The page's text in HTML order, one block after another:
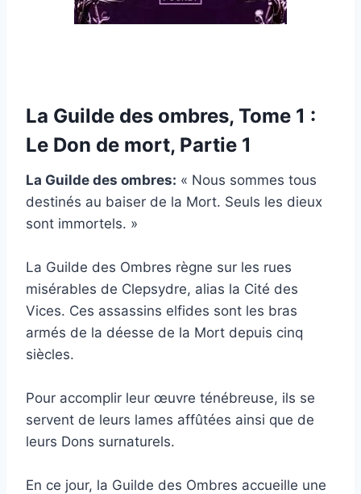
La Guilde des ombres, Tome 1 :
Le Don de mort, Partie 1
La Guilde des ombres: « Nous sommes tous
destinés au baiser de la Mort. Seuls les dieux
sont immortels. »
La Guilde des Ombres règne sur les rues
misérables de Clepsydre, alias la Cité des
Vices. Ces assassins elfides sont les bras
armés de la déesse de la Mort depuis cinq
siècles.
Pour accomplir leur œuvre ténébreuse, ils se
servent de leurs lames affûtées ainsi que de
leurs Dons surnaturels.
En ce jour, la Guilde des Ombres accueille une